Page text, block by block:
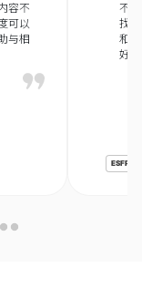
容不
可以
与相
不
找
和
好